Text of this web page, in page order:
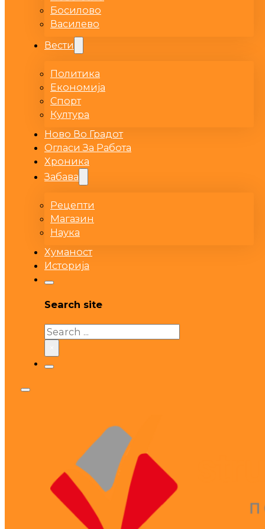
Босилово
Василево
Вести
Политика
Економија
Спорт
Култура
Ново Во Градот
Огласи За Работа
Хроника
Забава
Рецепти
Магазин
Наука
Хуманост
Историја
Search site
Search